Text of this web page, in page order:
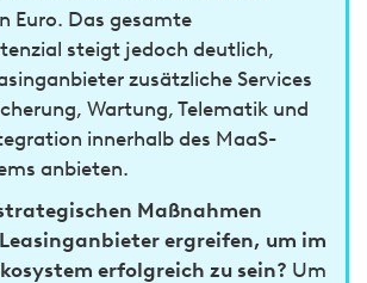
Euro. Das gesamte
steigt jedoch deutlich,
zusätzliche Services
Wartung, Telematik und
innerhalb des MaaS-
anbieten.
Maßnahmen
ergreifen, um im
erfolgreich zu sein? Um